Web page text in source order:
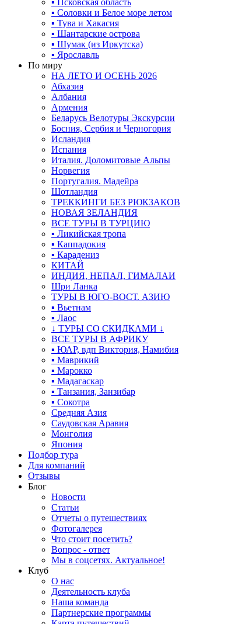
▪ Псковская область
▪ Соловки и Белое море летом
▪ Тува и Хакасия
▪ Шантарские острова
▪ Шумак (из Иркутска)
▪ Ярославль
По миру
НА ЛЕТО И ОСЕНЬ 2026
Абхазия
Албания
Армения
Беларусь Велотуры Экскурсии
Босния, Сербия и Черногория
Исландия
Испания
Италия. Доломитовые Альпы
Норвегия
Португалия. Мадейра
Шотландия
ТРЕККИНГИ БЕЗ РЮКЗАКОВ
НОВАЯ ЗЕЛАНДИЯ
ВСЕ ТУРЫ В ТУРЦИЮ
▪ Ликийская тропа
▪ Каппадокия
▪ Карадениз
КИТАЙ
ИНДИЯ, НЕПАЛ, ГИМАЛАИ
Шри Ланка
ТУРЫ В ЮГО-ВОСТ. АЗИЮ
▪ Вьетнам
▪ Лаос
↓ ТУРЫ СО СКИДКАМИ ↓
ВСЕ ТУРЫ В АФРИКУ
▪ ЮАР, вдп Виктория, Намибия
▪ Маврикий
▪ Марокко
▪ Мадагаскар
▪ Танзания, Занзибар
▪ Сокотра
Средняя Азия
Саудовская Аравия
Монголия
Япония
Подбор тура
Для компаний
Отзывы
Блог
Новости
Статьи
Отчеты о путешествиях
Фотогалерея
Что стоит посетить?
Вопрос - ответ
Мы в соцсетях. Актуальное!
Клуб
О нас
Деятельность клуба
Наша команда
Партнерские программы